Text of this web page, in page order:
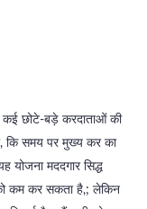
कई छोटे‑बड़े करदाताओं की
कि समय पर मुख्य कर का
योजना मददगार सिद्ध
कम कर सकता है,; लेकिन